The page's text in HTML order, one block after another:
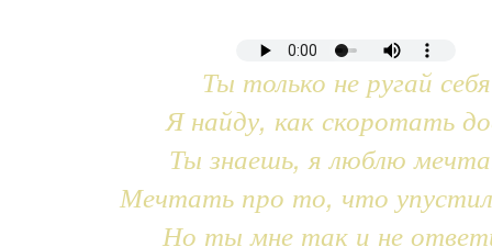
Ты только не ругай себя
Я найду, как скоротать
Ты знаешь, я люблю
Мечтать про то, что
Но ты мне так и не